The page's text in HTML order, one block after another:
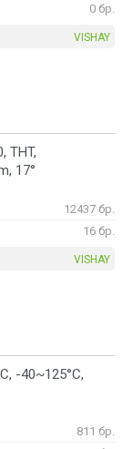
0 бр.
VISHAY
THT,
17°
12437 бр.
16 бр.
VISHAY
-40~125°C,
811 бр.